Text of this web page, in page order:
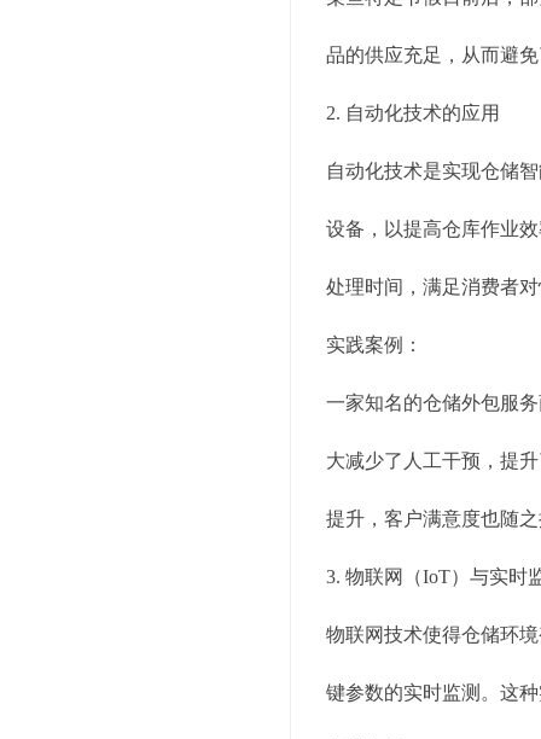
品的供应充足，从而避
2. 自动化技术的应用
自动化技术是实现仓储
设备，以提高仓库作业
处理时间，满足消费者
实践案例：
一家知名的仓储外包服
大减少了人工干预，提
提升，客户满意度也随
3. 物联网（IoT）与实时
物联网技术使得仓储环
键参数的实时监测。这